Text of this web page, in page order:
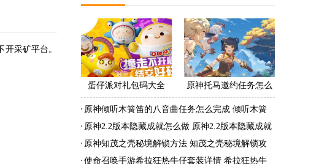
采矿平台。
蛋仔派对礼包码大全
2022 蛋仔派对礼包码怎
么兑换
原神托马邀约任务怎么
做 原神托马邀约任务怎
么完成
原神倾听木簧笛的八音曲任务怎么完成 倾听木簧
笛的八音曲任务攻略
原神2.2版本隐藏成就怎么做 原神2.2版本隐藏成就
有哪些
原神知茂之壳秘境解锁方法 知茂之壳秘境解锁攻
略使命召唤手游希拉狂热牛仔套装详情 希拉狂热牛